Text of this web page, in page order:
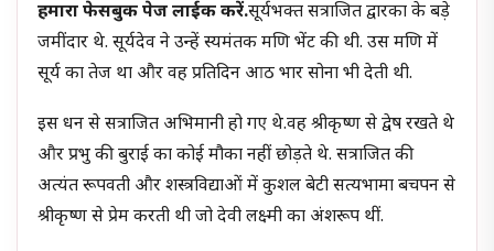
हमारा फेसबुक पेज लाईक करें.सूर्यभक्त सत्राजित द्वारका के बड़े
जमींदार थे. सूर्यदेव ने उन्हें स्यमंतक मणि भेंट की थी. उस मणि में
सूर्य का तेज था और वह प्रतिदिन आठ भार सोना भी देती थी.
इस धन से सत्राजित अभिमानी हो गए थे.वह श्रीकृष्ण से द्वेष रखते थे
और प्रभु की बुराई का कोई मौका नहीं छोड़ते थे. सत्राजित की
अत्यंत रूपवती और शस्त्रविद्याओं में कुशल बेटी सत्यभामा बचपन से
श्रीकृष्ण से प्रेम करती थी जो देवी लक्ष्मी का अंशरूप थीं.